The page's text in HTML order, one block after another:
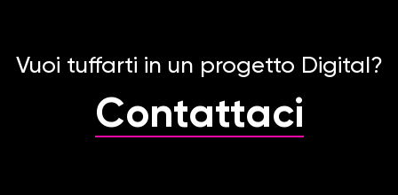
Vuoi tuffarti in un progetto Digital?
Contattaci